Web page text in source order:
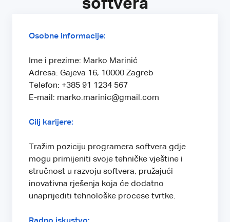
softvera
Osobne informacije:
Ime i prezime: Marko Marinić
Adresa: Gajeva 16, 10000 Zagreb
Telefon: +385 91 1234 567
E-mail: marko.marinic@gmail.com
Cilj karijere:
Tražim poziciju programera softvera gdje
mogu primijeniti svoje tehničke vještine i
stručnost u razvoju softvera, pružajući
inovativna rješenja koja će dodatno
unaprijediti tehnološke procese tvrtke.